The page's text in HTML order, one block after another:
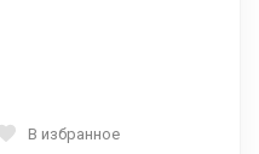
В избранное